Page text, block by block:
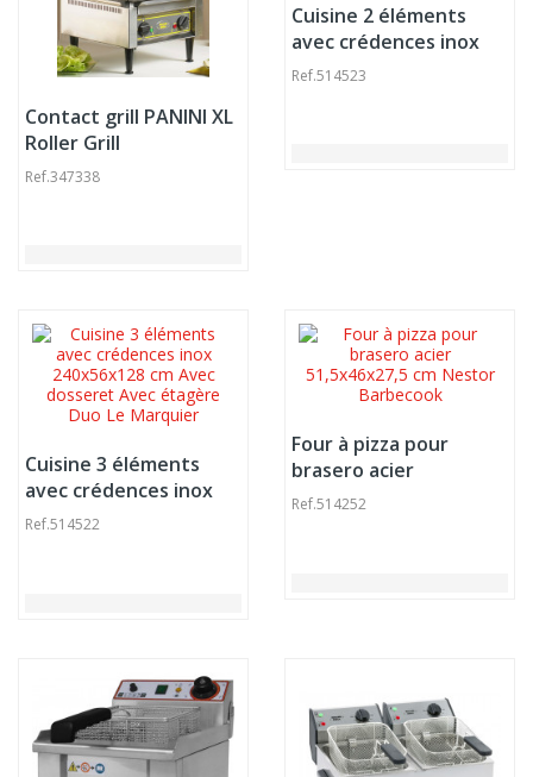
Contact grill PANINI XL
Roller Grill
Ref.347338
Cuisine 2 éléments
avec crédences inox
160x56x115 cm Avec
Ref.514523
Cuisine 3 éléments
avec crédences inox
240x56x128 cm Avec
Ref.514522
Four à pizza pour
brasero acier
51,5x46x27,5 cm
Ref.514252